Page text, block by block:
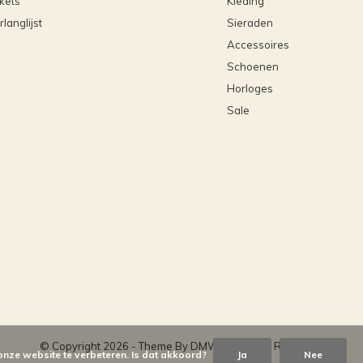
Sieraden
Accessoires
Schoenen
Horloges
Sale
© Copyright 2026 - Theme By DMWS RSS-feed
website te verbeteren. Is dat akkoord? Ja Nee